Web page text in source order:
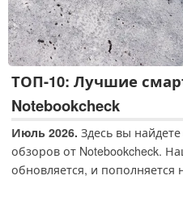
ТОП-10: Лучшие
Notebookcheck
Июль 2026. Здесь вы
обзоров от Notebookcheck.
обновляется, и
список поможет нашим